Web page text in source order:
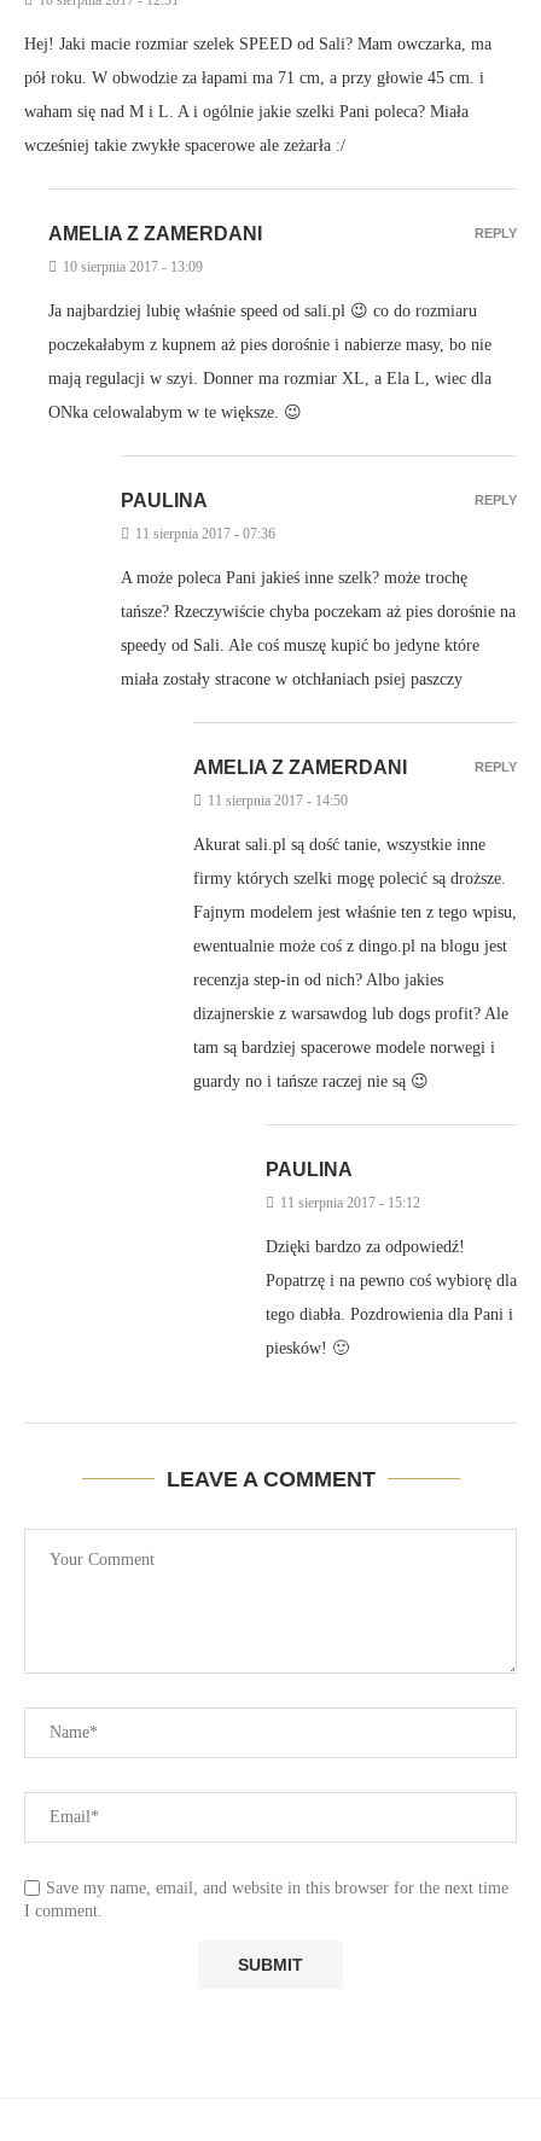
Hej! Jaki macie rozmiar szelek SPEED od Sali? Mam owczarka, ma
pół roku. W obwodzie za łapami ma 71 cm, a przy głowie 45 cm. i
waham się nad M i L. A i ogólnie jakie szelki Pani poleca? Miała
wcześniej takie zwykłe spacerowe ale zeżarła :/
AMELIA Z ZAMERDANI
10 sierpnia 2017 - 13:09
Ja najbardziej lubię właśnie speed od sali.pl 😉 co do rozmiaru
poczekałabym z kupnem aż pies dorośnie i nabierze masy, bo nie
mają regulacji w szyi. Donner ma rozmiar XL, a Ela L, wiec dla
ONka celowalabym w te większe. 😉
REPLY
PAULINA
11 sierpnia 2017 - 07:36
A może poleca Pani jakieś inne szelk? może trochę
tańsze? Rzeczywiście chyba poczekam aż pies dorośnie na
speedy od Sali. Ale coś muszę kupić bo jedyne które
miała zostały stracone w otchłaniach psiej paszczy
REPLY
AMELIA Z ZAMERDANI
11 sierpnia 2017 - 14:50
Akurat sali.pl są dość tanie, wszystkie inne
firmy których szelki mogę polecić są droższe.
Fajnym modelem jest właśnie ten z tego wpisu,
ewentualnie może coś z dingo.pl na blogu jest
recenzja step-in od nich? Albo jakies
dizajnerskie z warsawdog lub dogs profit? Ale
tam są bardziej spacerowe modele norwegi i
guardy no i tańsze raczej nie są 😉
REPLY
PAULINA
11 sierpnia 2017 - 15:12
Dzięki bardzo za odpowiedź!
Popatrzę i na pewno coś wybiorę dla
tego diabła. Pozdrowienia dla Pani i
piesków! 🙂
LEAVE A COMMENT
Save my name, email, and website in this browser for the next time
I comment.